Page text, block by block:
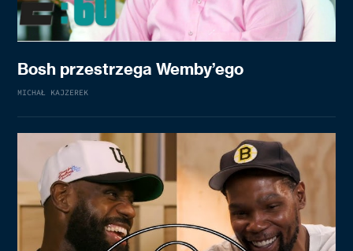
Bosh przestrzega Wemby’ego
MICHAŁ KAJZEREK